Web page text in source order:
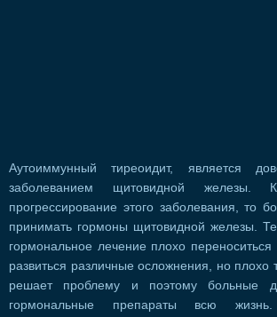
Аутоиммунный тиреоидит, является
заболеванием щитовидной железы.
прогрессирование этого заболевания, то
принимать гормоны щитовидной железы.
гормональное лечение плохо
развиться различные осложнения, но плохо
решает проблему и поэтому больные
гормональные препараты всю